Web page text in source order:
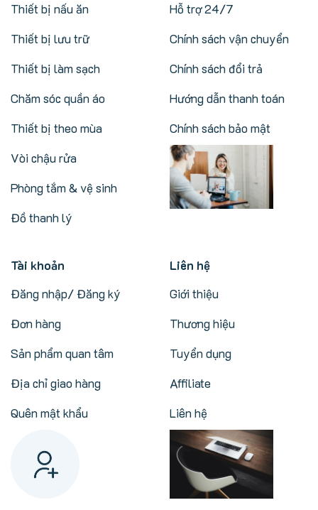
Thiết bị nấu ăn
Thiết bị lưu trữ
Thiết bị làm sạch
Chăm sóc quần áo
Thiết bị theo mùa
Vòi chậu rửa
Phòng tắm & vệ sinh
Đồ thanh lý
Hỗ trợ 24/7
Chính sách vận chuyển
Chính sách đổi trả
Hướng dẫn thanh toán
Chính sách bảo mật
Tài khoản
Đăng nhập/ Đăng ký
Đơn hàng
Sản phẩm quan tâm
Địa chỉ giao hàng
Quên mật khẩu
Liên hệ
Giới thiệu
Thương hiệu
Tuyển dụng
Affiliate
Liên hệ